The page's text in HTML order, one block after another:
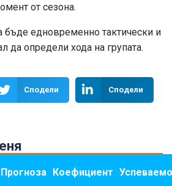
от сезона.
едновременно тактически и
да определи хода на групата.
Сподели Сподели
Прогноза Коефициент